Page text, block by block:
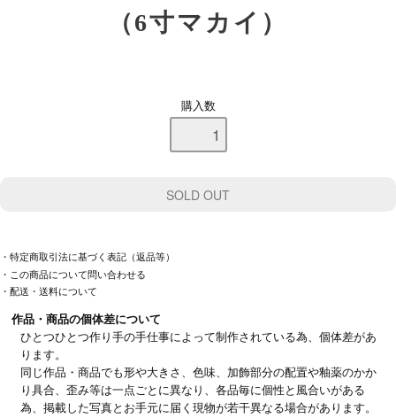
（6寸マカイ）
購入数
・特定商取引法に基づく表記（返品等）
・この商品について問い合わせる
・配送・送料について
作品・商品の個体差について
ひとつひとつ作り手の手仕事によって制作されている為、個体差があ
ります。
同じ作品・商品でも形や大きさ、色味、加飾部分の配置や釉薬のかか
り具合、歪み等は一点ごとに異なり、各品毎に個性と風合いがある
為、掲載した写真とお手元に届く現物が若干異なる場合があります。